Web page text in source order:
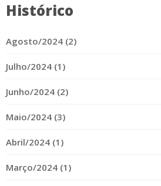
Histórico
Agosto/2024 (2)
Julho/2024 (1)
Junho/2024 (2)
Maio/2024 (3)
Abril/2024 (1)
Março/2024 (1)